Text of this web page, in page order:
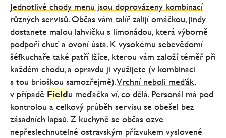
Jednotlivé chody menu jsou doprovázeny kombinací
různých servisů.Občas vám talíř zalijí omáčkou, jindy
dostanete malou lahvičku s limonádou, která výborně
podpoří chuť a ovoní ústa. K vysokému sebevědomí
šéfkuchaře také patří lžíce, kterou vám založí téměř při
každém chodu, a opravdu ji využijete (v kombinaci
s tou brioškou samozřejmě).Vrchní neboli meďák,
v případě Fieldu meďačka ví, co dělá.Personál má pod
kontrolou a celkový průběh servisu se obešel bez
zásadních lapsů. Z kuchyně se občas ozve
nepřeslechnutelné ostravským přízvukem vyslovené